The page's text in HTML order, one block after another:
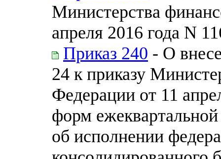
Министерства
апреля 2016 года N
Приказ 240 - О
24 к приказу
Федерации от 11
форм
об исполнении